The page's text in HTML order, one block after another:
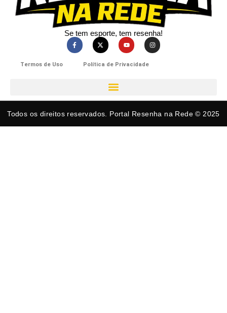
Se tem esporte, tem resenha!​
Termos de Uso Política de Privacidade
Todos os direitos reservados. Portal Resenha na Rede © 2025